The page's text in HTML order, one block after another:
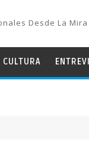
Desde La
CULTURA